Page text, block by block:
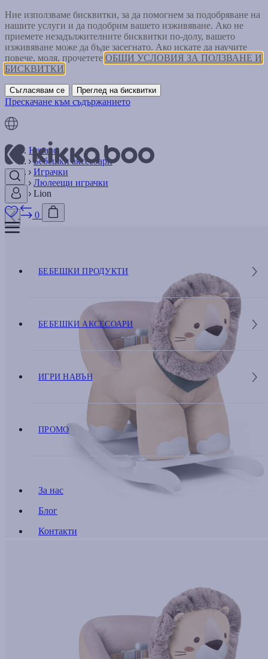
Ние използваме бисквитки, за да помогнем за подобряване на
нашите услуги и да подобрим вашето изживяване. Ако не
приемете незадължителните бисквитки по-долу, вашето
изживяване може да бъде засегнато. Ако искате да научите
повече, моля, прочетете ОБЩИ УСЛОВИЯ ЗА ПОЛЗВАНЕ И
БИСКВИТКИ
Съгласявам се Преглед на бисквитки
Прескачане към съдържанието
0
БЕБЕШКИ ПРОДУКТИ
БЕБЕШКИ АКСЕСОАРИ
ИГРИ НАВЪН
ПРОМО
За нас
Блог
Контакти
Начало
Бебешки аксесоари
Играчки
Люлеещи играчки
Lion